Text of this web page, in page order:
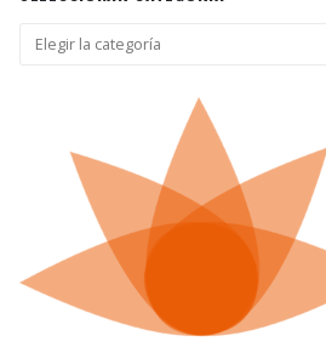
Seleccionar
categoría